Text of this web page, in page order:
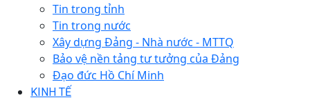
Tin trong tỉnh
Tin trong nước
Xây dựng Đảng - Nhà nước - MTTQ
Bảo vệ nền tảng tư tưởng của Đảng
Đạo đức Hồ Chí Minh
KINH TẾ